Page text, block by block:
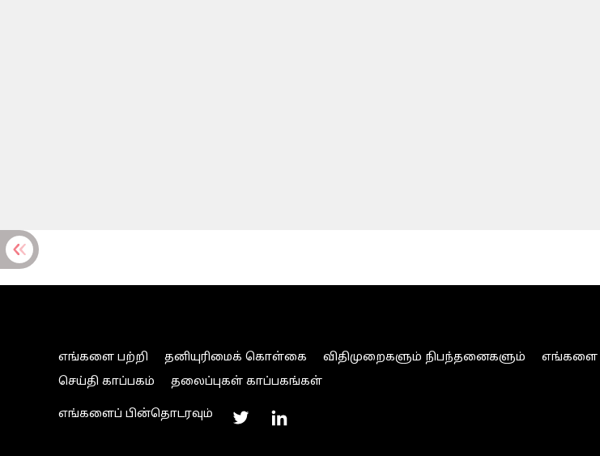
எங்களை பற்றி தனியுரிமைக் கொள்கை விதிமுறைகளும் நிபந்தனைகளும் எங்களை
செய்தி காப்பகம்
தலைப்புகள் காப்பகங்கள்
எங்களைப் பின்தொடரவும்